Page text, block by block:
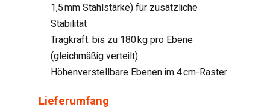
1,5 mm Stahlstärke) für zusätzliche
Stabilität
Tragkraft: bis zu 180 kg pro Ebene
(gleichmäßig verteilt)
Höhenverstellbare Ebenen im 4 cm-Raster
Lieferumfang